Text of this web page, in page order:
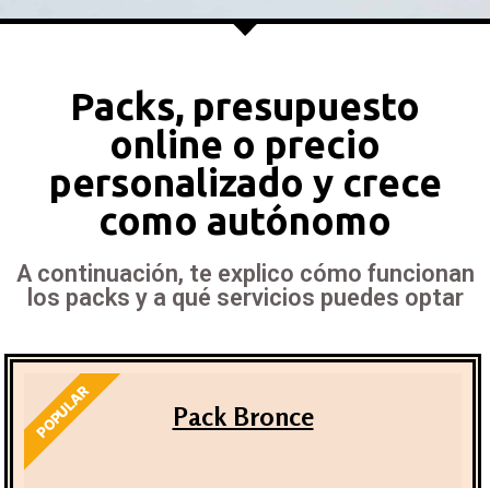
Packs, presupuesto
online o precio
personalizado y crece
como autónomo
A continuación, te explico cómo funcionan
los packs y a qué servicios puedes optar
Pack Bronce
POPULAR